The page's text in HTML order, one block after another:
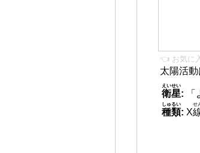
👈 お気に
太陽活動
衛星
えいせい
:
種類
しゅるい
: X
せ